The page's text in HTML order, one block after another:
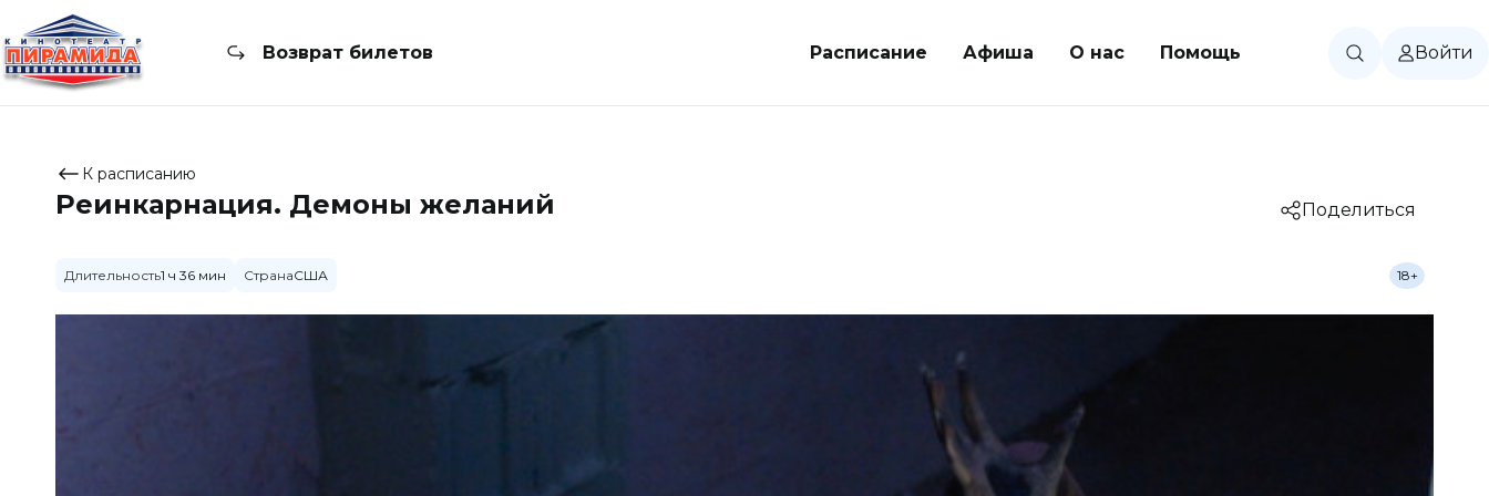
Возврат билетов Расписание Афиша О нас Помощь Войти
К расписанию
Реинкарнация. Демоны желаний Поделиться
Длительность1 ч 36 мин СтранаСША 18+